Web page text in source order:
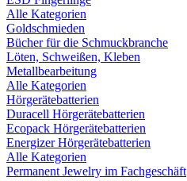
Alle Kategorien
Goldschmieden
Bücher für die Schmuckbranche
Löten, Schweißen, Kleben
Metallbearbeitung
Alle Kategorien
Hörgerätebatterien
Duracell Hörgerätebatterien
Ecopack Hörgerätebatterien
Energizer Hörgerätebatterien
Alle Kategorien
Permanent Jewelry im Fachgeschäft